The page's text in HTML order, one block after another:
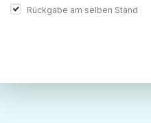
Rückgabe am selben Stand